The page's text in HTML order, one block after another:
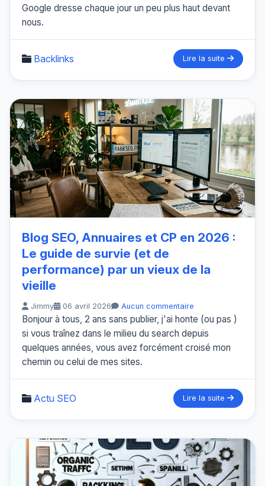
Google dresse chaque jour un peu plus haut devant
nous.
Backlinks Lire la suite
Blog SEO, Annuaires et CP en 2026 :
Le guide de survie (et de
performance) par un vieux de la
vieille
Jimmy 06 avril 2026 Aucun commentaire
Bonjour à tous, 2 ans sans publier, j'ai honte (ou pas )
si vous traînez dans le milieu du search depuis
quelques années, vous avez forcément croisé mon
chemin ou celui de mes sites.
Actu SEO Lire la suite